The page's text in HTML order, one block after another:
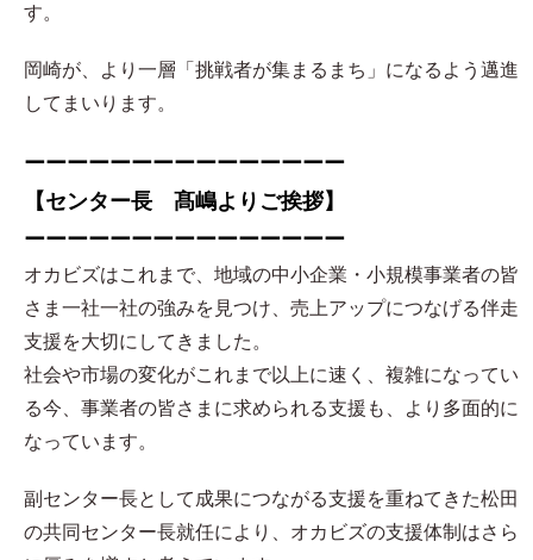
す。
岡崎が、より一層「挑戦者が集まるまち」になるよう邁進
してまいります。
ーーーーーーーーーーーーーーー
【センター長 髙嶋よりご挨拶】
ーーーーーーーーーーーーーーー
オカビズはこれまで、地域の中小企業・小規模事業者の皆
さま一社一社の強みを見つけ、売上アップにつなげる伴走
支援を大切にしてきました。
社会や市場の変化がこれまで以上に速く、複雑になってい
る今、事業者の皆さまに求められる支援も、より多面的に
なっています。
副センター長として成果につながる支援を重ねてきた松田
の共同センター長就任により、オカビズの支援体制はさら